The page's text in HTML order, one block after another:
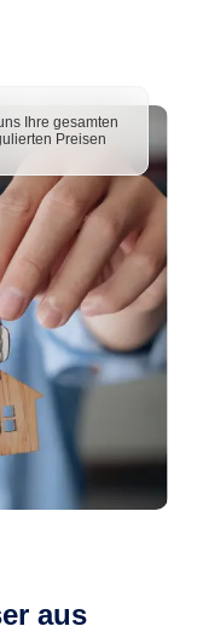
Ihre gesamten
Preisen
aus